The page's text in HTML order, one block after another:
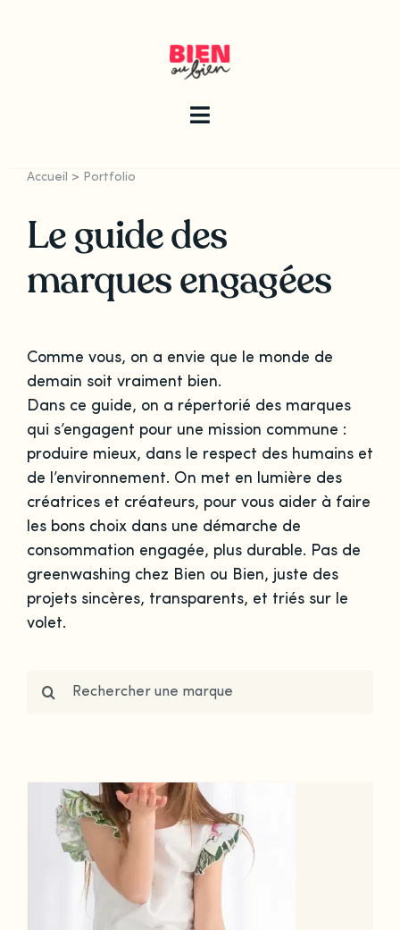
Toggle
Le guide
Qui sommes-nous ?
Accueil > Portfolio
Le guide des
marques engagées
Comme vous, on a envie que le monde de
demain soit vraiment bien.
Dans ce guide, on a répertorié des marques
qui s’engagent pour une mission commune :
produire mieux, dans le respect des humains et
de l’environnement. On met en lumière des
créatrices et créateurs, pour vous aider à faire
les bons choix dans une démarche de
consommation engagée, plus durable. Pas de
greenwashing chez Bien ou Bien, juste des
projets sincères, transparents, et triés sur le
volet.